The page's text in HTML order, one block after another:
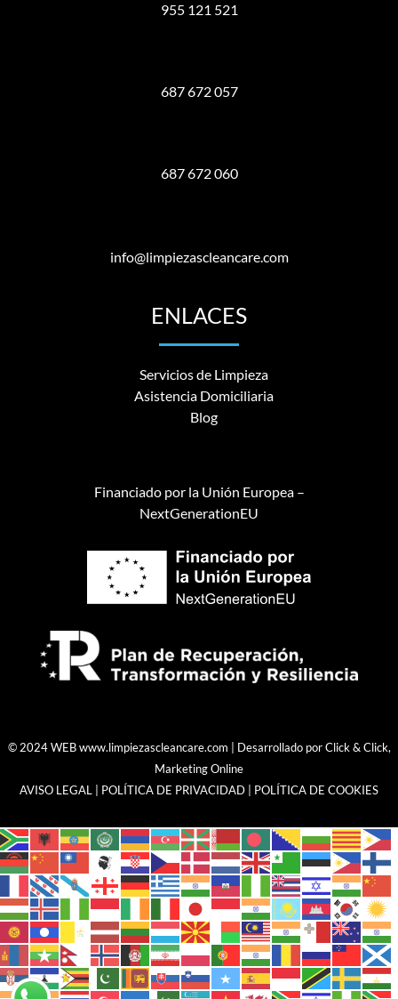
955 121 521
687 672 057
687 672 060
info@limpiezascleancare.com
ENLACES
Servicios de Limpieza
Asistencia Domiciliaria
Blog
Financiado por la Unión Europea –
NextGenerationEU
© 2024 WEBwww.limpiezascleancare.com | Desarrollado porClick & Click,
Marketing Online
AVISO LEGAL
POLÍTICA DE PRIVACIDAD POLÍTICA DE COOKIES